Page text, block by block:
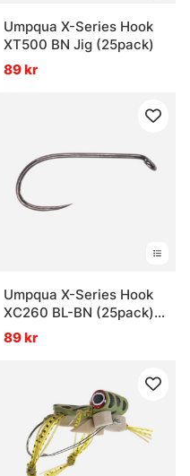
Umpqua X-Series Hook
XT500 BN Jig (25pack)
89 kr
Umpqua X-Series Hook
XC260 BL-BN (25pack)
Wet and Nymph
89 kr